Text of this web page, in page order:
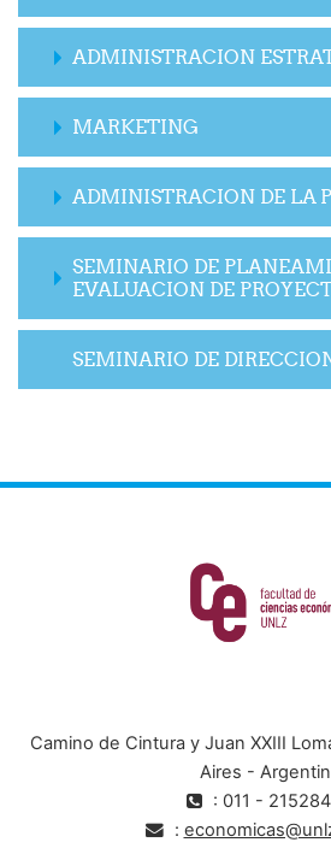
ADMINISTRACION
MARKETING
ADMINISTRACION DE LA
SEMINARIO DE
EVALUACION DE
SEMINARIO DE
Camino de Cintura y Juan XXIII
Aires -
: 011 -
: